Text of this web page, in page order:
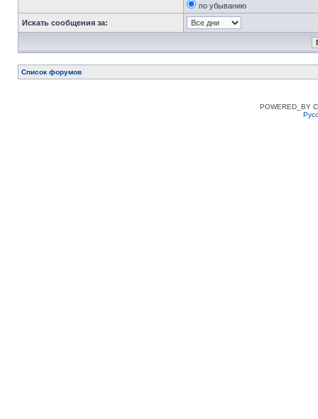
по убыванию
Искать сообщения за:
Список форумов
POWERED_BY